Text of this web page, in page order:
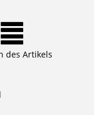
des Artikels